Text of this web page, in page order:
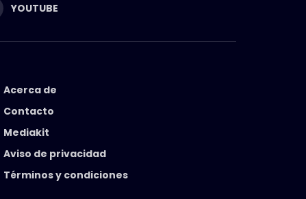
YOUTUBE
Acerca de
Contacto
Mediakit
Aviso de privacidad
Términos y condiciones